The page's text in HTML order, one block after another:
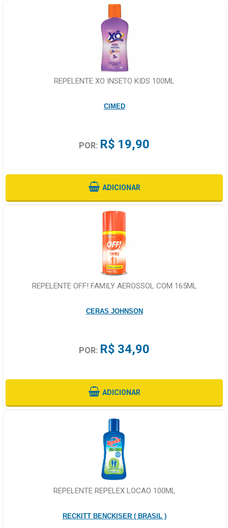
REPELENTE XO INSETO KIDS 100ML
CIMED
POR: R$ 19,90
ADICIONAR
REPELENTE OFF! FAMILY AEROSSOL COM 165ML
CERAS JOHNSON
POR: R$ 34,90
ADICIONAR
REPELENTE REPELEX LOCAO 100ML
RECKITT BENCKISER ( BRASIL )